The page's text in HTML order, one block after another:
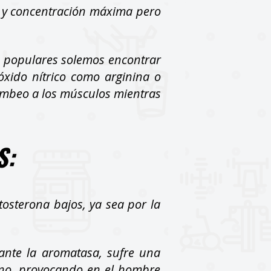
concentración máxima pero
solemos encontrar
nítrico como arginina o
a los músculos mientras
bajos, ya sea por la
la aromatasa, sufre una